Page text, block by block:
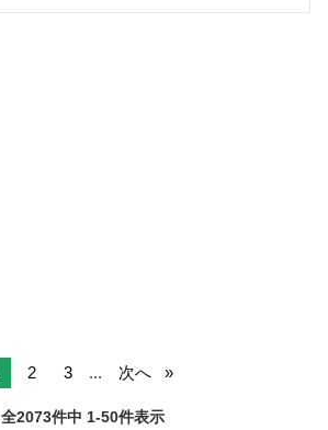
2 3 ... 次へ
全2073件中 1-50件表示